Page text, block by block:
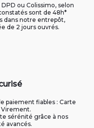
ou Colissimo, selon
sont de 48h*
dans notre entrepôt,
de 2 jours ouvrés.
paiement fiables : Carte
Virement.
sérénité grâce à nos
avancés.